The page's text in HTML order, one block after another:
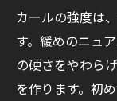
カールの強度は
す。緩めのニュ
の硬さをやわら
を作ります。初